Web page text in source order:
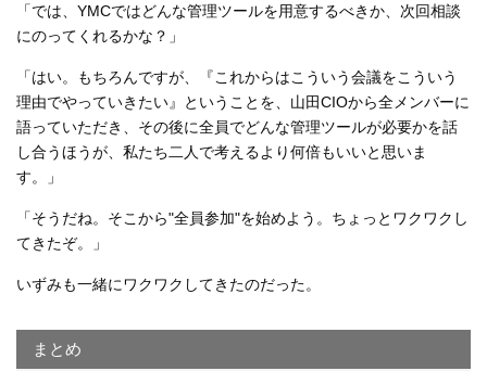
「では、YMCではどんな管理ツールを用意するべきか、次回相談
にのってくれるかな？」
「はい。もちろんですが、『これからはこういう会議をこういう
理由でやっていきたい』ということを、山田CIOから全メンバーに
語っていただき、その後に全員でどんな管理ツールが必要かを話
し合うほうが、私たち二人で考えるより何倍もいいと思いま
す。」
「そうだね。そこから"全員参加"を始めよう。ちょっとワクワクし
てきたぞ。」
いずみも一緒にワクワクしてきたのだった。
まとめ